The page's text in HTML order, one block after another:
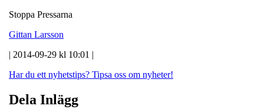
Stoppa Pressarna
Gittan Larsson
| 2014-09-29 kl 10:01 |
Har du ett nyhetstips? Tipsa oss om nyheter!
Dela Inlägg